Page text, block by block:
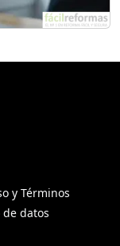
y Términos
datos